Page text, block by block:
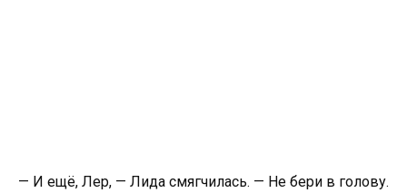
— И ещё, Лер, — Лида смягчилась. — Не бери в голову.